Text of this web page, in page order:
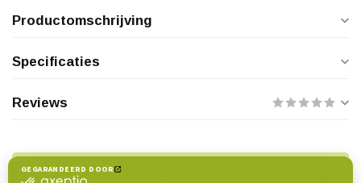
Productomschrijving
Specificaties
Reviews
Heeft u vragen over dit product?